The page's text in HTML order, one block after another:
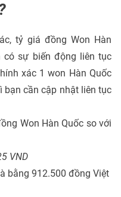
tỷ giá đồng Won Hàn
có sự biến động liên tục
xác 1 won Hàn Quốc
bạn cần cập nhật liên tục
Won Hàn Quốc so với
VND
bằng 912.500 đồng Việt